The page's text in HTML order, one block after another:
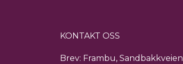
KONTAKT OSS
Brev: Frambu, Sandbakkveien